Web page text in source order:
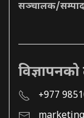
सञ्चालक/
+977